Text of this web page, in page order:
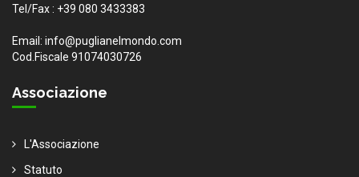
Tel/Fax : +39 080 3433383
Email: info@puglianelmondo.com
Cod.Fiscale 91074030726
Associazione
L'Associazione
Statuto